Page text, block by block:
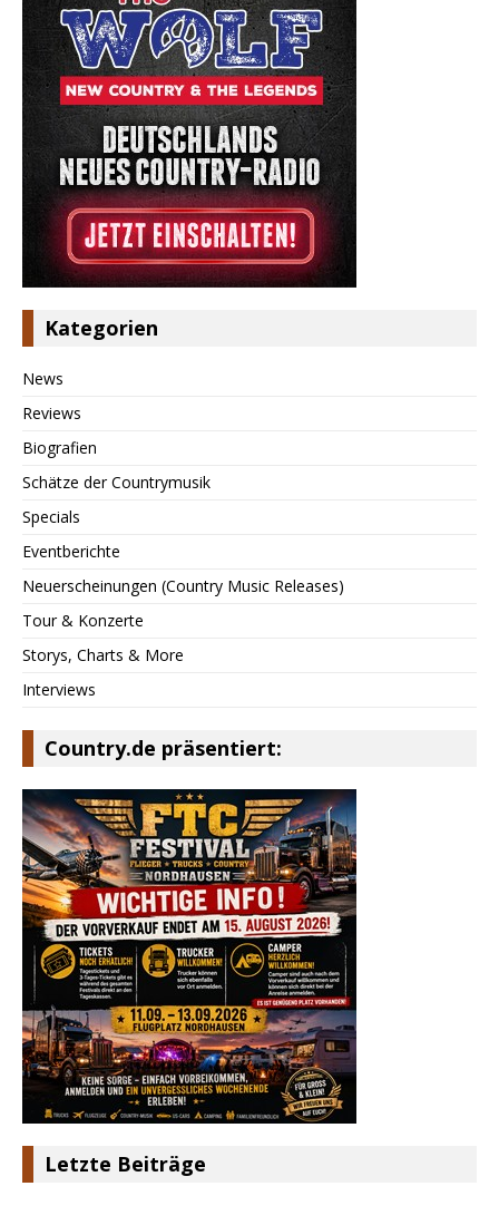
Kategorien
News
Reviews
Biografien
Schätze der Countrymusik
Specials
Eventberichte
Neuerscheinungen (Country Music Releases)
Tour & Konzerte
Storys, Charts & More
Interviews
Country.de präsentiert:
Letzte Beiträge